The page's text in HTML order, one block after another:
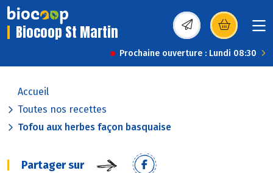
Biocoop St Martin (s’ouvre dans une
Prochaine ouverture : Lundi 08:30
Accueil
Toutes nos recettes
Tofou aux herbes façon basquaise
Partager sur